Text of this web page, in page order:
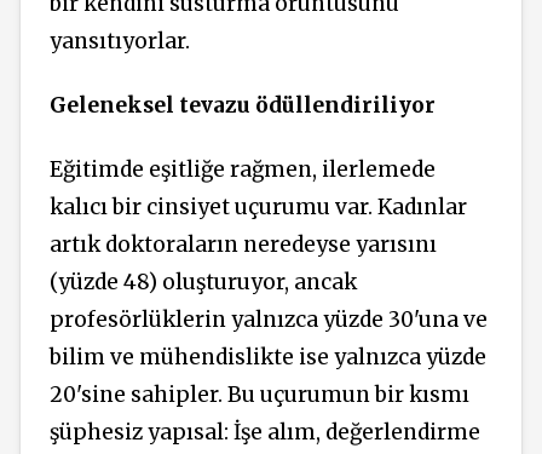
yansıtıyorlar.
Geleneksel tevazu ödüllendiriliyor
Eğitimde eşitliğe rağmen, ilerlemede
kalıcı bir cinsiyet uçurumu var. Kadınlar
artık doktoraların neredeyse yarısını
(yüzde 48) oluşturuyor, ancak
profesörlüklerin yalnızca yüzde 30'una ve
bilim ve mühendislikte ise yalnızca yüzde
20'sine sahipler. Bu uçurumun bir kısmı
şüphesiz yapısal: İşe alım, değerlendirme